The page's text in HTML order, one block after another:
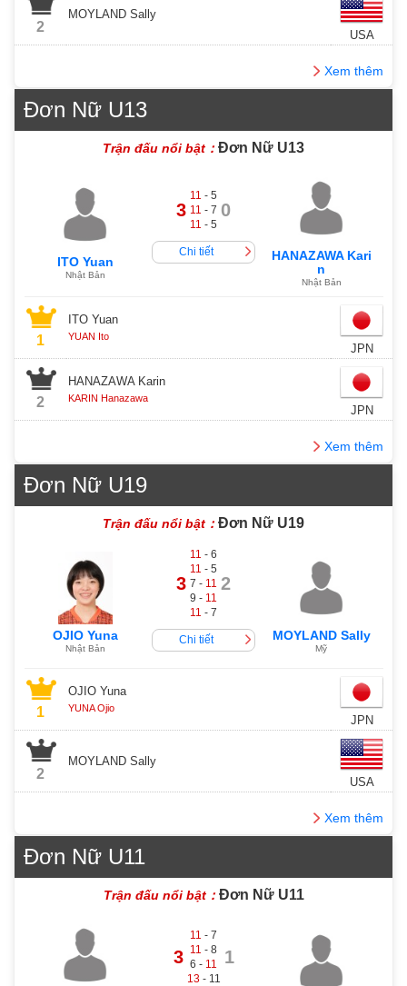
2
MOYLAND Sally
USA
Xem thêm
Đơn Nữ U13
Trận đấu nổi bật： Đơn Nữ U13
ITO Yuan
Nhật Bản
3
11 - 5
11 - 7
11 - 5
0
Chi tiết
HANAZAWA Kari
n
Nhật Bản
1
ITO Yuan
YUAN Ito
JPN
2
HANAZAWA Karin
KARIN Hanazawa
JPN
Xem thêm
Đơn Nữ U19
Trận đấu nổi bật： Đơn Nữ U19
OJIO Yuna
Nhật Bản
3
11 - 6
11 - 5
7 - 11
9 - 11
11 - 7
2
Chi tiết MOYLAND Sally
Mỹ
1
OJIO Yuna
YUNA Ojio
JPN
2
MOYLAND Sally
USA
Xem thêm
Đơn Nữ U11
Trận đấu nổi bật： Đơn Nữ U11
3
11 - 7
11 - 8
6 - 11
13- 11
1